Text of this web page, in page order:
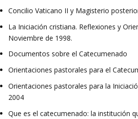
Concilio Vaticano II y Magisterio
La Iniciación cristiana. Reflexiones y
Noviembre de 1998.
Documentos sobre el Catecumenado
Orientaciones pastorales para el
Orientaciones pastorales para la
2004
Que es el catecumenado: la institución